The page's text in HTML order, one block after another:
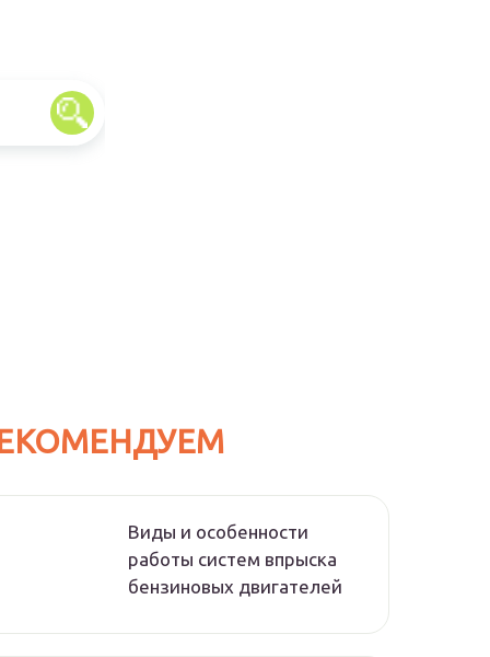
Виды и особенности
работы систем впрыска
бензиновых двигателей